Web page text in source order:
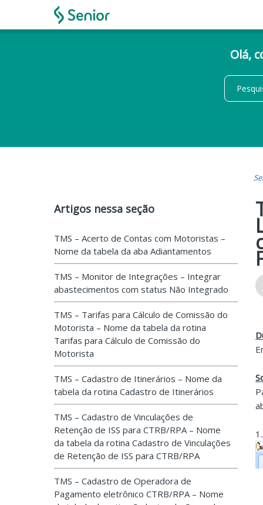
Olá,
Artigos nessa seção
TMS – Acerto de Contas com Motoristas –
Nome da tabela da aba Adiantamentos
TMS – Monitor de Integrações – Integrar
abastecimentos com status Não Integrado
TMS – Tarifas para Cálculo de Comissão do
Motorista – Nome da tabela da rotina
Tarifas para Cálculo de Comissão do
Motorista
TMS – Cadastro de Itinerários – Nome da
tabela da rotina Cadastro de Itinerários
TMS – Cadastro de Vinculações de
Retenção de ISS para CTRB/RPA – Nome
da tabela da rotina Cadastro de Vinculações
de Retenção de ISS para CTRB/RPA
TMS – Cadastro de Operadora de
Pagamento eletrônico CTRB/RPA – Nome